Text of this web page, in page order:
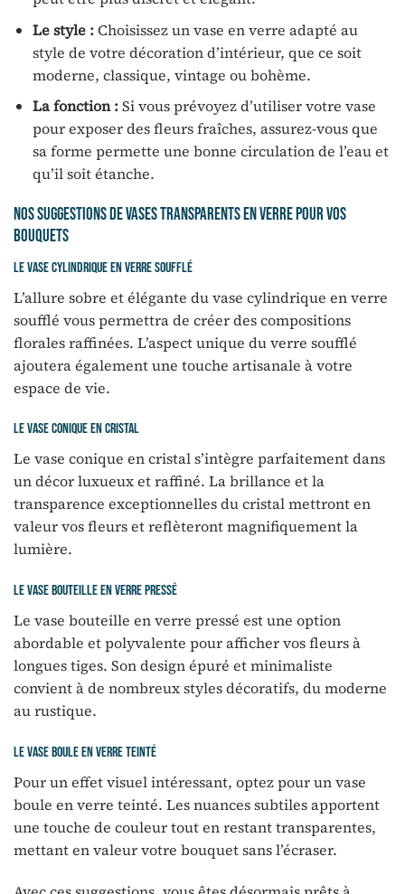
Le style :Choisissez un vase en verre adapté au
style de votre décoration d’intérieur, que ce soit
moderne, classique, vintage ou bohème.
La fonction :Si vous prévoyez d’utiliser votre vase
pour exposer des fleurs fraîches, assurez-vous que
sa forme permette une bonne circulation de l’eau et
qu’il soit étanche.
Nos suggestions de vases transparents en verre pour vos
bouquets
Le vase cylindrique en verre soufflé
L’allure sobre et élégante du vase cylindrique en verre
soufflé vous permettra de créer des compositions
florales raffinées. L’aspect unique du verre soufflé
ajoutera également une touche artisanale à votre
espace de vie.
Le vase conique en cristal
Le vase conique en cristal s’intègre parfaitement dans
un décor luxueux et raffiné. La brillance et la
transparence exceptionnelles du cristal mettront en
valeur vos fleurs et reflèteront magnifiquement la
lumière.
Le vase bouteille en verre pressé
Le vase bouteille en verre pressé est une option
abordable et polyvalente pour afficher vos fleurs à
longues tiges. Son design épuré et minimaliste
convient à de nombreux styles décoratifs, du moderne
au rustique.
Le vase boule en verre teinté
Pour un effet visuel intéressant, optez pour un vase
boule en verre teinté. Les nuances subtiles apportent
une touche de couleur tout en restant transparentes,
mettant en valeur votre bouquet sans l’écraser.